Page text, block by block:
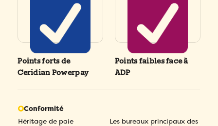
Points forts de
Ceridian Powerpay
Points faibles face à
ADP
Conformité
Héritage de paie
Les bureaux principaux des